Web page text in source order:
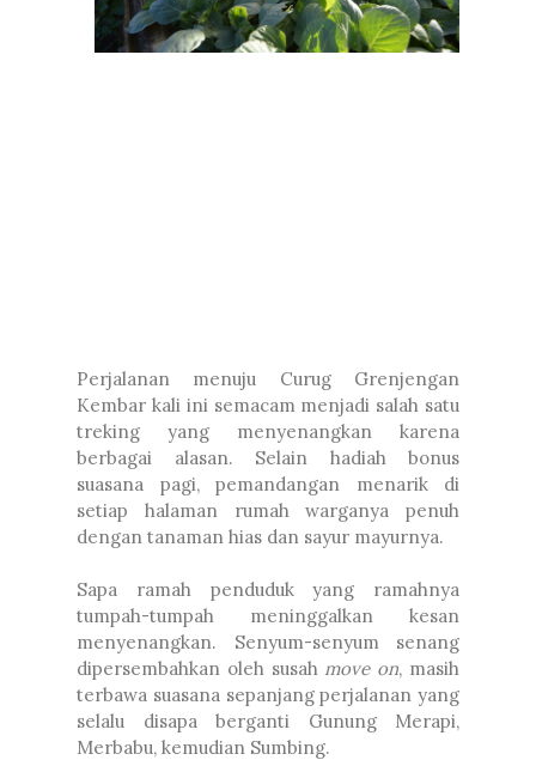
Perjalanan menuju Curug Grenjengan
Kembar kali ini semacam menjadi salah satu
treking yang menyenangkan karena
berbagai alasan. Selain hadiah bonus
suasana pagi, pemandangan menarik di
setiap halaman rumah warganya penuh
dengan tanaman hias dan sayur mayurnya.
Sapa ramah penduduk yang ramahnya
tumpah-tumpah meninggalkan kesan
menyenangkan. Senyum-senyum senang
dipersembahkan oleh susah move on, masih
terbawa suasana sepanjang perjalanan yang
selalu disapa berganti Gunung Merapi,
Merbabu, kemudian Sumbing.